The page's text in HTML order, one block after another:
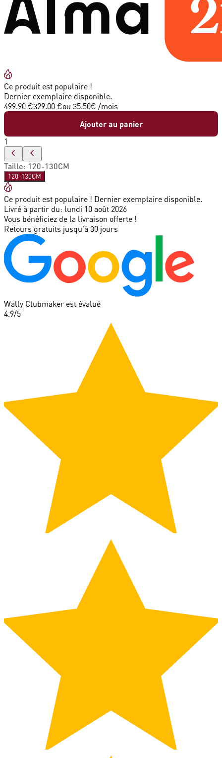
Ce produit est populaire !
Dernier exemplaire disponible.
499.90 €329.00 €ou 35.50€ /mois
Ajouter au panier
1
Taille: 120-130CM
120-130CM
Ce produit est populaire ! Dernier exemplaire disponible.
Livré à partir du: lundi 10 août 2026
Vous bénéficiez de la livraison offerte !
Retours gratuits jusqu'à 30 jours
Wally Clubmaker est évalué
4.9/5